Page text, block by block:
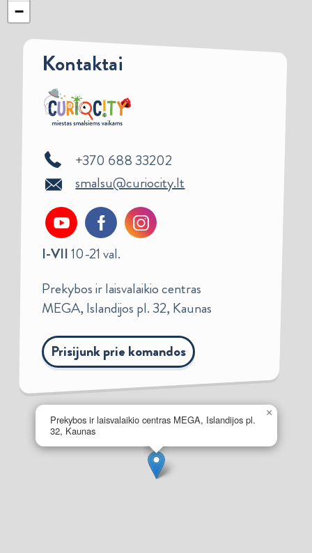
Prekybos ir laisvalaikio centras MEGA, Islandijos pl.
32, Kaunas
×
−
Kontaktai
+370 688 33202
smalsu@curiocity.lt
I-VII10-21 val.
Prekybos ir laisvalaikio centras
MEGA, Islandijos pl. 32, Kaunas
Prisijunk prie komandos